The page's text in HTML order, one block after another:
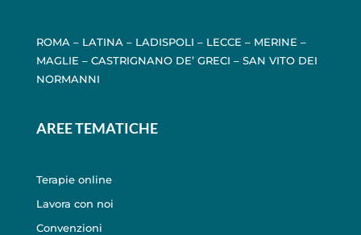
ROMA – LATINA – LADISPOLI – LECCE – MERINE –
MAGLIE – CASTRIGNANO DE’ GRECI – SAN VITO DEI
NORMANNI
AREE TEMATICHE
Terapie online
Lavora con noi
Convenzioni